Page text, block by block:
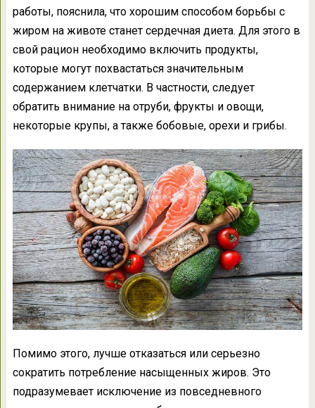
работы, пояснила, что хорошим способом борьбы с
жиром на животе станет сердечная диета. Для этого в
свой рацион необходимо включить продукты,
которые могут похвастаться значительным
содержанием клетчатки. В частности, следует
обратить внимание на отруби, фрукты и овощи,
некоторые крупы, а также бобовые, орехи и грибы.
Помимо этого, лучше отказаться или серьезно
сократить потребление насыщенных жиров. Это
подразумевает исключение из повседневного